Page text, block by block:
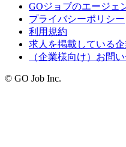
GOジョブのエージェ
プライバシーポリシー
利用規約
求人を掲載している
（企業様向け）お問
© GO Job Inc.